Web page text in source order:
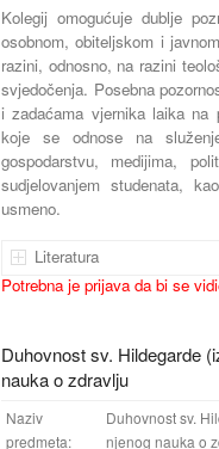
Kolegij omogućuje dublje
osobnom, obiteljskom i
razini, odnosno, na razini
svjedočenja. Posebna
i zadaćama vjernika laika na
koje se odnose na
gospodarstvu, medijima,
sudjelovanjem studenata,
usmeno.
Literatura
Potrebna je prijava da bi se
Duhovnost sv. Hildegarde
nauka o zdravlju
Naziv
predmeta:
Duhovnost sv.
njenog nauka o